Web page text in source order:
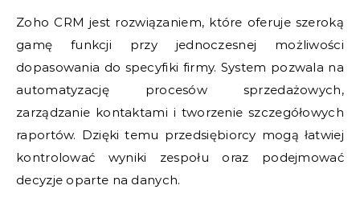
Zoho CRM jest rozwiązaniem, które oferuje szeroką
gamę funkcji przy jednoczesnej możliwości
dopasowania do specyfiki firmy. System pozwala na
automatyzację procesów sprzedażowych,
zarządzanie kontaktami i tworzenie szczegółowych
raportów. Dzięki temu przedsiębiorcy mogą łatwiej
kontrolować wyniki zespołu oraz podejmować
decyzje oparte na danych.